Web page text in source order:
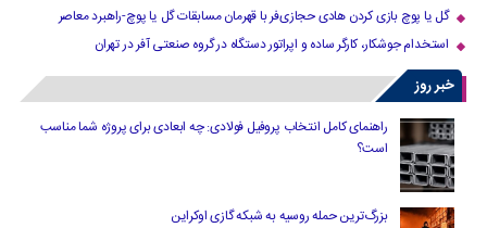
گل یا پوچ بازی کردن هادی حجازی‌فر با قهرمان مسابقات گل یا پوچ-راهبرد معاصر
استخدام جوشکار، کارگر ساده و اپراتور دستگاه در گروه صنعتی آفر در تهران
خبر روز
راهنمای کامل انتخاب پروفیل فولادی: چه ابعادی برای پروژه شما مناسب
است؟
بزرگ‌ترین حمله روسیه به شبکه گازی اوکراین